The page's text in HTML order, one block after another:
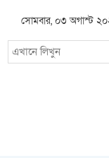
সোমবার, ০৩ অগাস্ট